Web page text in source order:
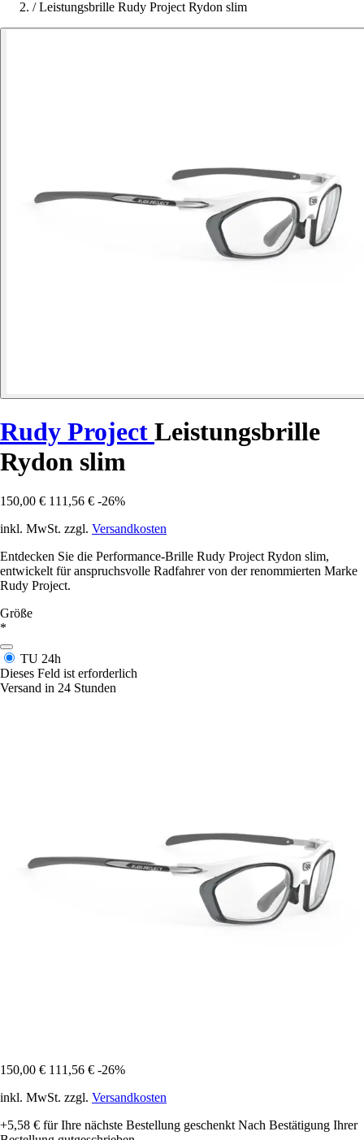
/ Leistungsbrille Rudy Project Rydon slim
Rudy Project Leistungsbrille
Rydon slim
150,00 € 111,56 € -26%
inkl. MwSt. zzgl. Versandkosten
Entdecken Sie die Performance-Brille Rudy Project Rydon slim,
entwickelt für anspruchsvolle Radfahrer von der renommierten Marke
Rudy Project.
Größe
*
TU 24h
Dieses Feld ist erforderlich
Versand in 24 Stunden
150,00 € 111,56 € -26%
inkl. MwSt. zzgl. Versandkosten
+5,58 € für Ihre nächste Bestellung geschenkt Nach Bestätigung Ihrer